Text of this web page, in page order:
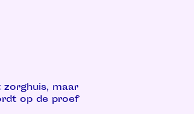
maar
op de proef